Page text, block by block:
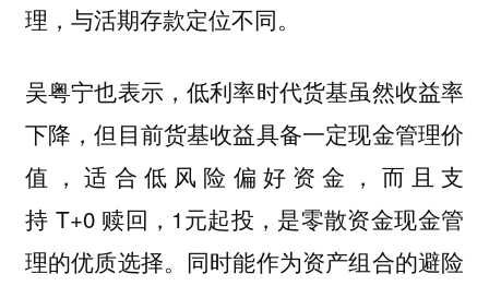
理，与活期存款定位不同。
吴粤宁也表示，低利率时代货基虽然收益率
下降，但目前货基收益具备一定现金管理价
值，适合低风险偏好资金，而且支
持 T+0 赎回，1元起投，是零散资金现金管
理的优质选择。同时能作为资产组合的避险